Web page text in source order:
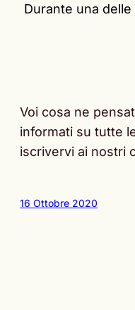
Durante una
Voi cosa ne
informati su tutte
iscrivervi ai nostri
16 Ottobre 2020